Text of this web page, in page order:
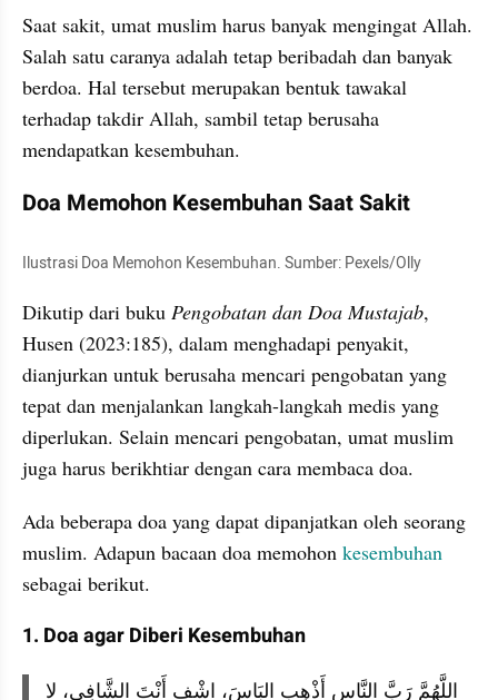
Saat sakit, umat muslim harus banyak mengingat Allah.
Salah satu caranya adalah tetap beribadah dan banyak
berdoa. Hal tersebut merupakan bentuk tawakal
terhadap takdir Allah, sambil tetap berusaha
mendapatkan kesembuhan.
Doa Memohon Kesembuhan Saat Sakit
Ilustrasi Doa Memohon Kesembuhan. Sumber: Pexels/Olly
Dikutip dari buku Pengobatan dan Doa Mustajab,
Husen (2023:185), dalam menghadapi penyakit,
dianjurkan untuk berusaha mencari pengobatan yang
tepat dan menjalankan langkah-langkah medis yang
diperlukan. Selain mencari pengobatan, umat muslim
juga harus berikhtiar dengan cara membaca doa.
Ada beberapa doa yang dapat dipanjatkan oleh seorang
muslim. Adapun bacaan doa memohon
sebagai berikut.
1. Doa agar Diberi Kesembuhan